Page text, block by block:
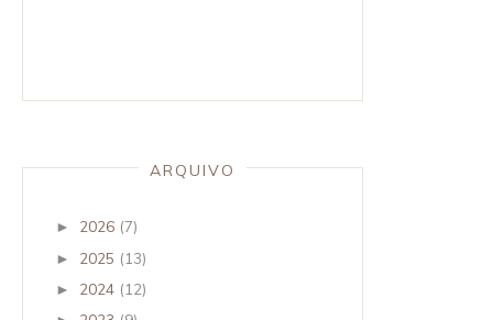
ARQUIVO
► 2026 (7)
► 2025 (13)
► 2024 (12)